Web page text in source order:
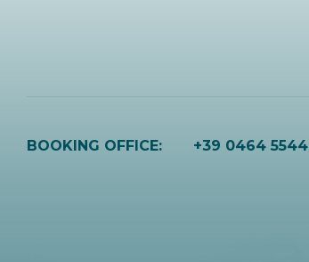
BOOKING OFFICE: +39 0464